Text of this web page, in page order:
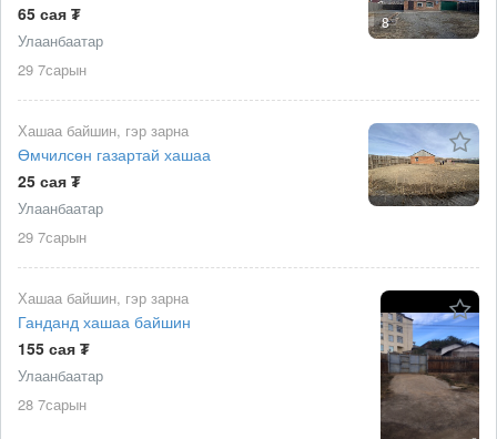
8
65 сая ₮
Улаанбаатар
29 7сарын
Хашаа байшин, гэр зарна
Өмчилсөн газартай хашаа
25 сая ₮
Улаанбаатар
29 7сарын
Хашаа байшин, гэр зарна
Ганданд хашаа байшин
155 сая ₮
Улаанбаатар
28 7сарын